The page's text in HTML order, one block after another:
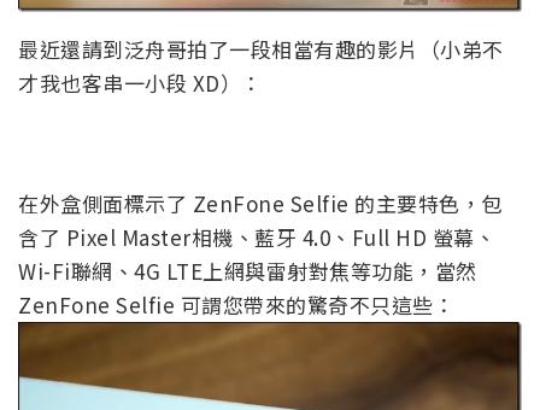
最近還請到泛舟哥拍了一段相當有趣的影片（小弟不
才我也客串一小段 XD）：
在外盒側面標示了 ZenFone Selfie 的主要特色，包
含了 Pixel Master相機、藍牙 4.0、Full HD 螢幕、
Wi-Fi聯網、4G LTE上網與雷射對焦等功能，當然
ZenFone Selfie 可謂您帶來的驚奇不只這些：